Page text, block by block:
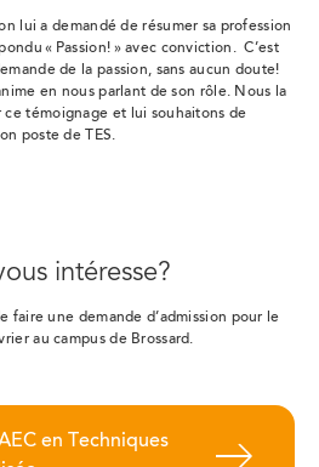
lui a demandé de résumer sa profession
« Passion! » avec conviction. C’est
de la passion, sans aucun doute!
en nous parlant de son rôle. Nous la
témoignage et lui souhaitons de
poste de TES.
intéresse?
faire une demande d’admission pour le
au campus de Brossard.
en Techniques